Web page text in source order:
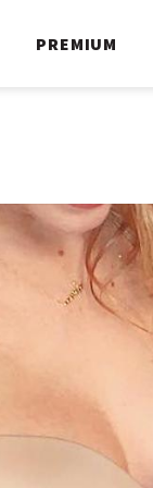
PREMIUM